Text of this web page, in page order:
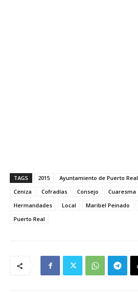
TAGS 2015 Ayuntamiento de Puerto Real
Ceniza
Cofradías Consejo Cuaresma
Hermandades
Local Maribel Peinado
Puerto Real